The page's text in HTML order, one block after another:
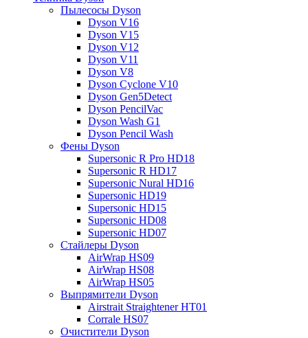
Пылесосы Dyson
Dyson V16
Dyson V15
Dyson V12
Dyson V11
Dyson V8
Dyson Cyclone V10
Dyson Gen5Detect
Dyson PencilVac
Dyson Wash G1
Dyson Pencil Wash
Фены Dyson
Supersonic R Pro HD18
Supersonic R HD17
Supersonic Nural HD16
Supersonic HD19
Supersonic HD15
Supersonic HD08
Supersonic HD07
Стайлеры Dyson
AirWrap HS09
AirWrap HS08
AirWrap HS05
Выпрямители Dyson
Airstrait Straightener HT01
Corrale HS07
Очистители Dyson